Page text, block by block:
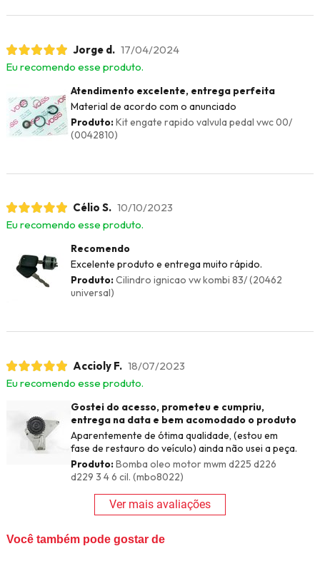
Jorge d. 17/04/2024
Eu recomendo esse produto.
Atendimento excelente, entrega perfeita
Material de acordo com o anunciado
Produto:Kit engate rapido valvula pedal vwc 00/
(0042810)
Célio S. 10/10/2023
Eu recomendo esse produto.
Recomendo
Excelente produto e entrega muito rápido.
Produto:Cilindro ignicao vw kombi 83/ (20462
universal)
Accioly F. 18/07/2023
Eu recomendo esse produto.
Gostei do acesso, prometeu e cumpriu,
entrega na data e bem acomodado o produto
Aparentemente de ótima qualidade, (estou em
fase de restauro do veículo) ainda não usei a peça.
Produto:Bomba oleo motor mwm d225 d226
d229 3 4 6 cil. (mbo8022)
Ver mais avaliações
Você também pode gostar de